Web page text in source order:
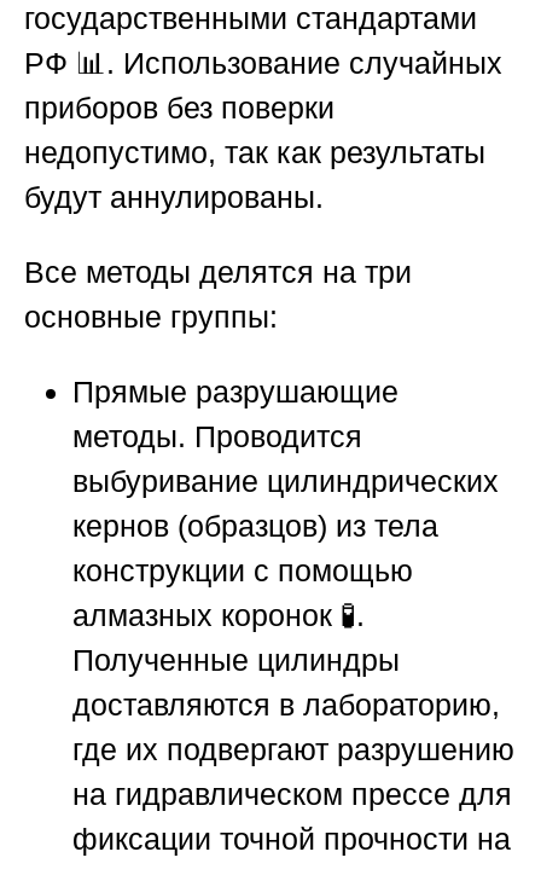
государственными стандартами
РФ 📊. Использование случайных
приборов без поверки
недопустимо, так как результаты
будут аннулированы.
Все методы делятся на три
основные группы:
Прямые разрушающие
методы. Проводится
выбуривание цилиндрических
кернов (образцов) из тела
конструкции с помощью
алмазных коронок 🧪.
Полученные цилиндры
доставляются в лабораторию,
где их подвергают разрушению
на гидравлическом прессе для
фиксации точной прочности на